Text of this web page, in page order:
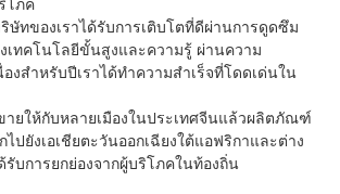
ษัทของเราได้รับการเติบโตที่ดีผ่านการดูดซึม
เทคโนโลยีขั้นสูงและความรู้ ผ่านความ
งสำหรับปีเราได้ทำความสำเร็จที่โดดเด่นใน
ายให้กับหลายเมืองในประเทศจีนแล้วผลิตภัณฑ์
ไปยังเอเชียตะวันออกเฉียงใต้แอฟริกาและต่าง
รับการยกย่องจากผู้บริโภคในท้องถิ่น